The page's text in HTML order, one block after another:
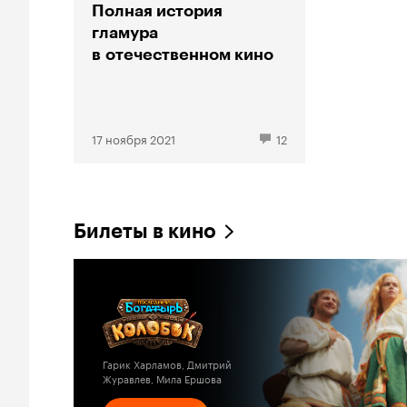
Полная история
гламура
в отечественном кино
17 ноября 2021 12
Билеты в кино
Гарик Харламов, Дмитрий
Журавлев, Мила Ершова